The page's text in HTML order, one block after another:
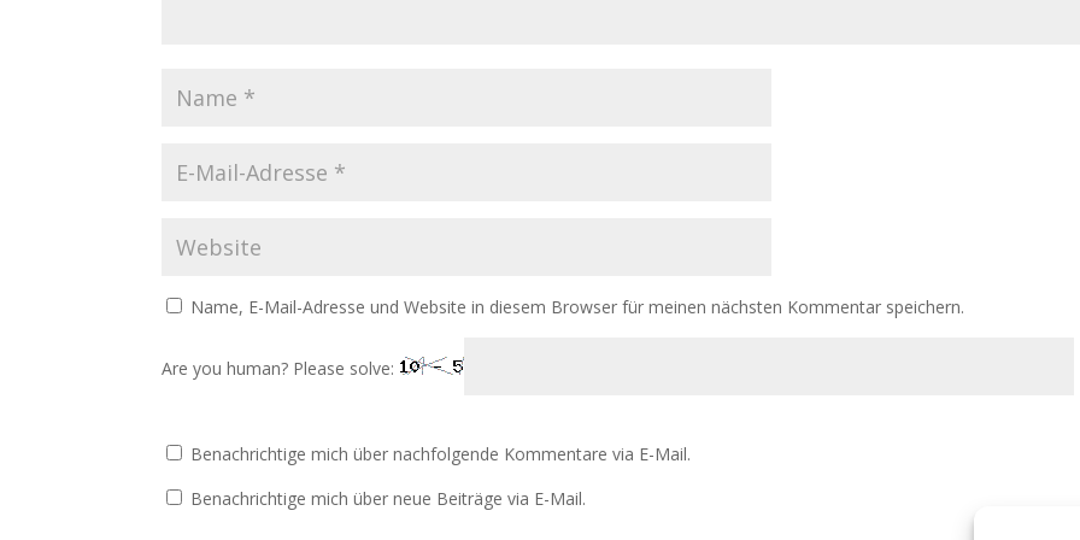
Name, E-Mail-Adresse und Website in diesem Browser für meinen nächsten Kommentar speichern.
Are you human? Please solve:
Benachrichtige mich über nachfolgende Kommentare via E-Mail.
Benachrichtige mich über neue Beiträge via E-Mail.